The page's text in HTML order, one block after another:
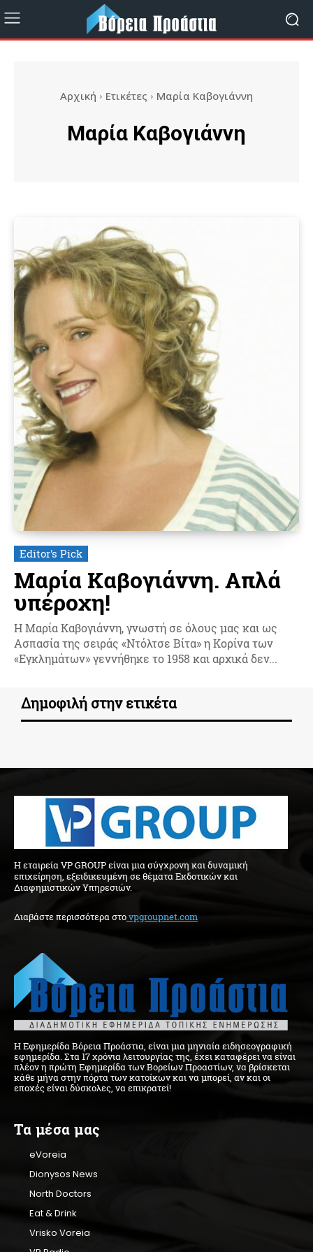
Αρχική Ετικέτες Μαρία Καβογιάννη
Μαρία Καβογιάννη
Editor's Pick
Μαρία Καβογιάννη. Απλά
υπέροχη!
Η Μαρία Καβογιάννη, γνωστή σε όλους μας και ως
Ασπασία της σειράς «Ντόλτσε Βίτα» η Κορίνα των
«Εγκλημάτων» γεννήθηκε το 1958 και αρχικά δεν...
Δημοφιλή στην ετικέτα
H εταιρεία VP GROUP είναι μια σύγχρονη και δυναμική
επιχείρηση, εξειδικευμένη σε θέματα Εκδοτικών και
Διαφημιστικών Υπηρεσιών.
Διαβάστε περισσότερα στovpgroupnet.com
Η Εφημερίδα Βόρεια Προάστια, είναι μια μηνιαία ειδησεογραφική
εφημερίδα. Στα 17 χρόνια λειτουργίας της, έχει καταφέρει να είναι
πλέον η πρώτη Εφημερίδα των Βορείων Προαστίων, να βρίσκεται
κάθε μήνα στην πόρτα των κατοίκων και να μπορεί, αν και οι
εποχές είναι δύσκολες, να επικρατεί!
Τα μέσα μας
eVoreia
Dionysos News
North Doctors
Eat & Drink
Vrisko Voreia